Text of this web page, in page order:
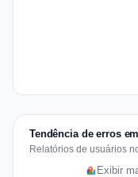
Tendência de erros
Relatórios de usuários
Exibir